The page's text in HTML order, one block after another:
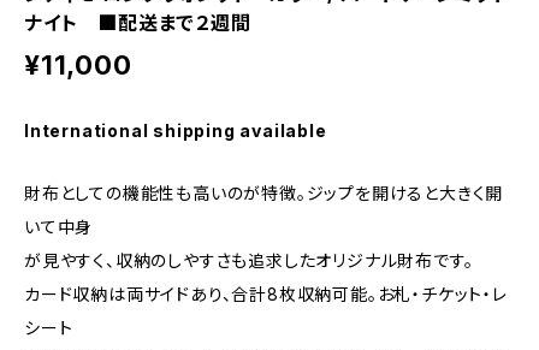
ナイト ■配送まで２週間
¥11,000
International shipping available
財布としての機能性も高いのが特徴。ジップを開けると大きく開
いて中身
が見やすく、収納のしやすさも追求したオリジナル財布です。
カード収納は両サイドあり、合計8枚収納可能。お札・チケット・レ
シート